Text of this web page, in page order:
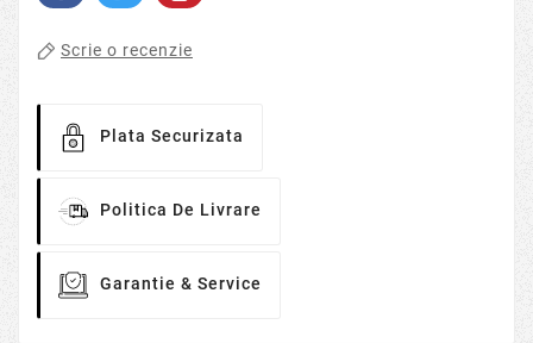
Scrie o recenzie
Plata Securizata
Politica De Livrare
Garantie & Service